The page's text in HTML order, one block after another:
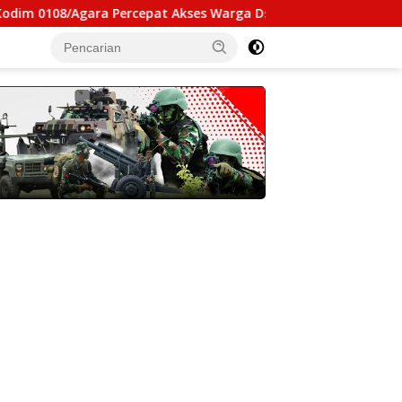
Percepat Akses Warga Ds. Kuning Abadi Aceh Tenggara